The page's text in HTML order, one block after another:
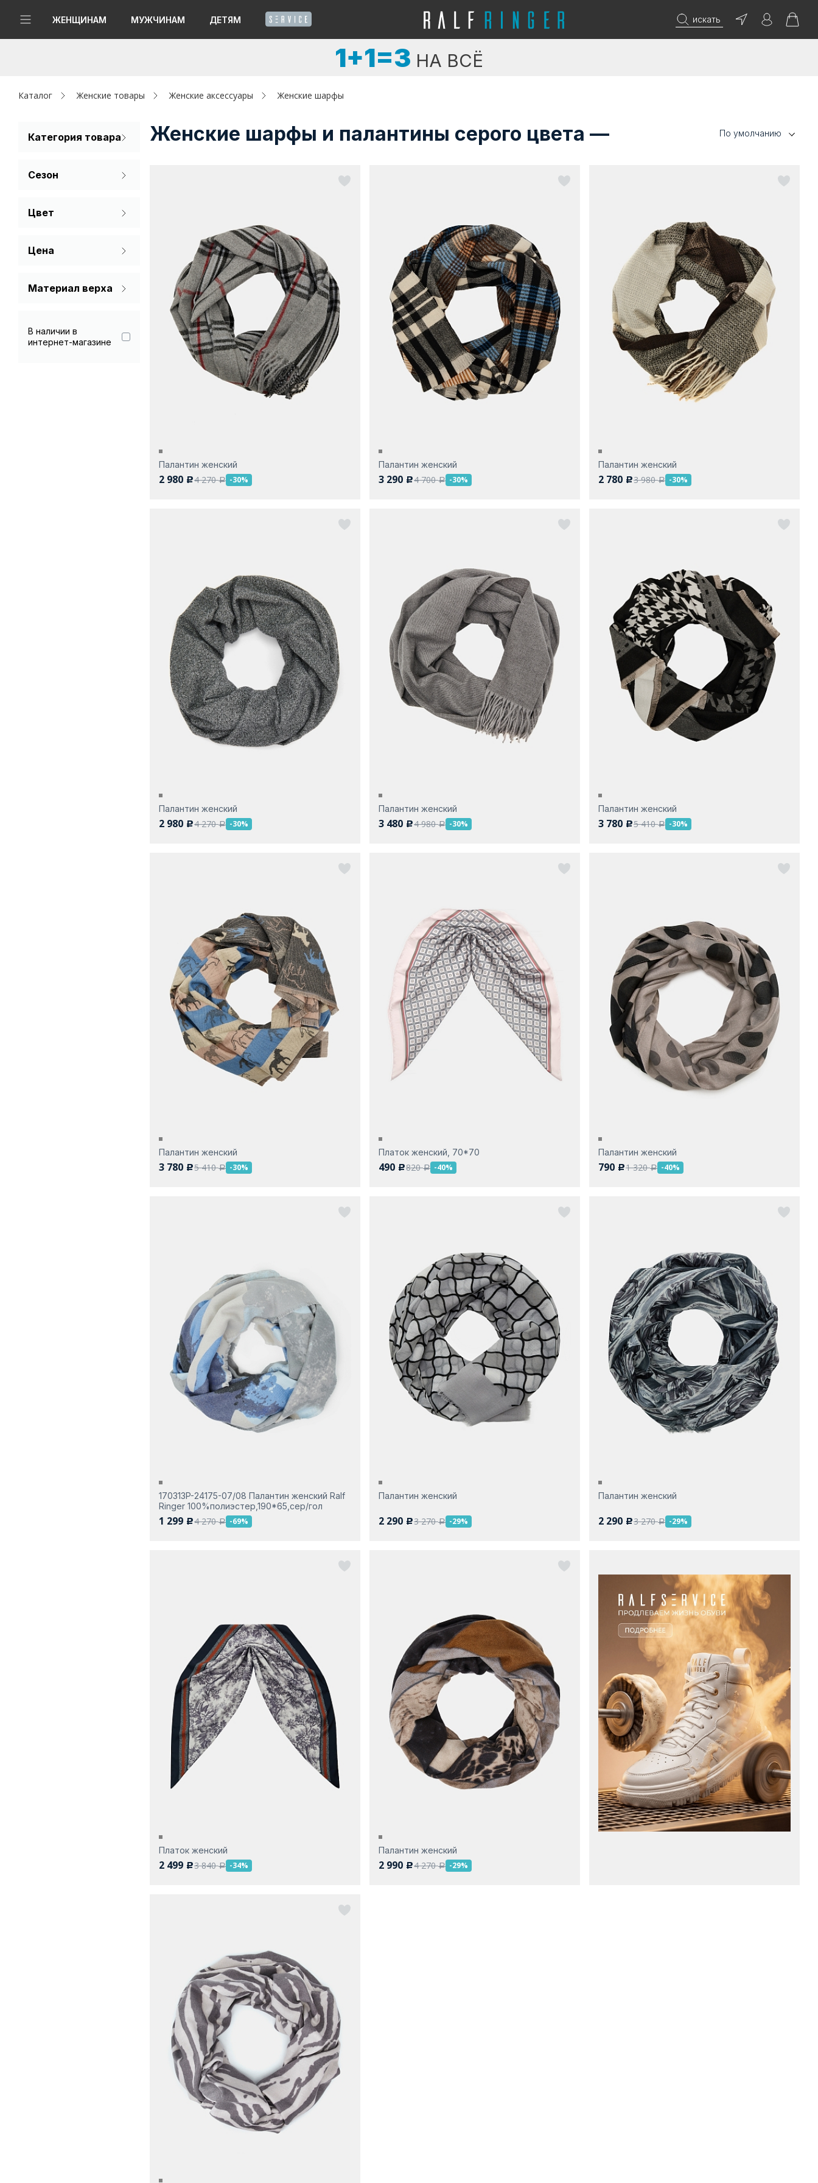
ЖЕНЩИНАМ МУЖЧИНАМ ДЕТЯМ искать
Женщинам
Аутлет
1+1=3 НА ВСЁ
Каталог Женские товары Женские аксессуары Женские шарфы
Категория товара
Платок
Сезон
Всесезонный
Цвет
Зеленый
Цена
Материал верха
Вискоза 100%
Вискоза 45%
В наличии в
интернет-магазине
Женские шарфы и палантины серого цвета — По умолчанию
Палантин женский
2 980 c4 270a -30%
Палантин женский
3 290 c4 700a -30%
Палантин женский
2 780 c3 980a -30%
Палантин женский
2 980 c4 270a -30%
Палантин женский
3 480 c4 980a -30%
Палантин женский
3 780 c5 410a -30%
Палантин женский
3 780 c5 410a -30%
Платок женский, 70*70
490 c820a -40%
Палантин женский
790 c1 320a -40%
170313P-24175-07/08 Палантин женский Ralf
Ringer 100%полиэстер,190*65,сер/гол
1 299 c4 270a -69%
Палантин женский
2 290 c3 270a -29%
Палантин женский
2 290 c3 270a -29%
Платок женский
2 499 c3 840a -34%
Палантин женский
2 990 c4 270a -29%